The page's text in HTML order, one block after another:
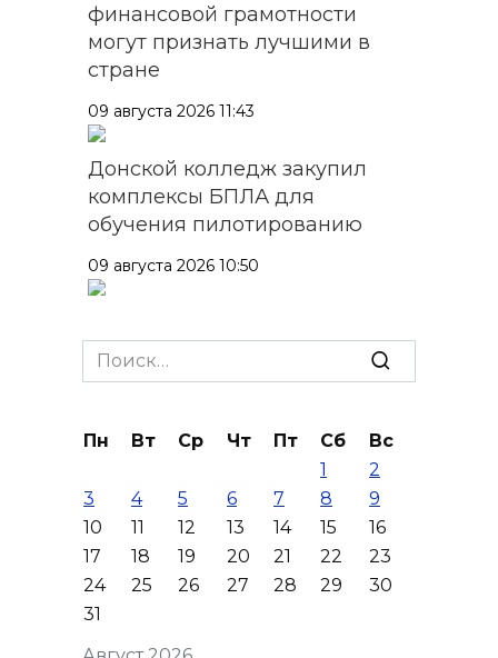
финансовой грамотности
могут признать лучшими в
стране
09 августа 2026 11:43
Донской колледж закупил
комплексы БПЛА для
обучения пилотированию
09 августа 2026 10:50
Ростовской области сегодня
до +40 °C
В 21 донском муниципалитете
ожидается чрезвычайная
жара
09 августа 2026 09:34
Search
for:
Пн Вт Ср Чт Пт Сб
Вс
1
2
3
4 5 6 7 8
9
10
11 12 13 14 15
16
17
18 19 20 21 22
23
24
25 26 27 28 29
30
31